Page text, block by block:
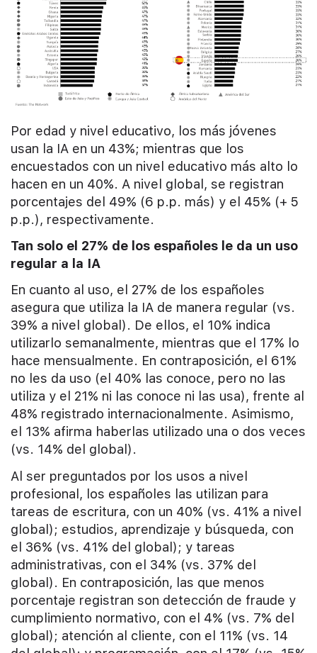
Por edad y nivel educativo, los más jóvenes
usan la IA en un 43%; mientras que los
encuestados con un nivel educativo más alto lo
hacen en un 40%. A nivel global, se registran
porcentajes del 49% (6 p.p. más) y el 45% (+ 5
p.p.), respectivamente.
Tan solo el 27% de los españoles le da un uso
regular a la IA
En cuanto al uso, el 27% de los españoles
asegura que utiliza la IA de manera regular (vs.
39% a nivel global). De ellos, el 10% indica
utilizarlo semanalmente, mientras que el 17% lo
hace mensualmente. En contraposición, el 61%
no les da uso (el 40% las conoce, pero no las
utiliza y el 21% ni las conoce ni las usa), frente al
48% registrado internacionalmente. Asimismo,
el 13% afirma haberlas utilizado una o dos veces
(vs. 14% del global).
Al ser preguntados por los usos a nivel
profesional, los españoles las utilizan para
tareas de escritura, con un 40% (vs. 41% a nivel
global); estudios, aprendizaje y búsqueda, con
el 36% (vs. 41% del global); y tareas
administrativas, con el 34% (vs. 37% del
global). En contraposición, las que menos
porcentaje registran son detección de fraude y
cumplimiento normativo, con el 4% (vs. 7% del
global); atención al cliente, con el 11% (vs. 14